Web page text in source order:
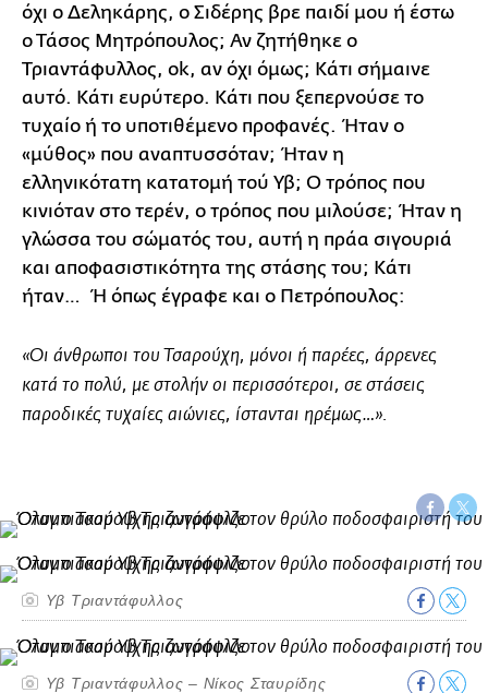
όχι ο Δεληκάρης, ο Σιδέρης βρε παιδί μου ή έστω
ο Τάσος Μητρόπουλος; Αν ζητήθηκε ο
Τριαντάφυλλος, ok, αν όχι όμως; Κάτι σήμαινε
αυτό. Κάτι ευρύτερο. Κάτι που ξεπερνούσε το
τυχαίο ή το υποτιθέμενο προφανές. Ήταν ο
«μύθος» που αναπτυσσόταν; Ήταν η
ελληνικότατη κατατομή τού Υβ; O τρόπος που
κινιόταν στο τερέν, ο τρόπος που μιλούσε; Ήταν η
γλώσσα του σώματός του, αυτή η πράα σιγουριά
και αποφασιστικότητα της στάσης του; Κάτι
ήταν… Ή όπως έγραφε και ο Πετρόπουλος:
«Οι άνθρωποι του Τσαρούχη, μόνοι ή παρέες, άρρενες
κατά το πολύ, με στολήν οι περισσότεροι, σε στάσεις
παροδικές τυχαίες αιώνιες, ίστανται ηρέμως…».
Υβ Τριαντάφυλλος
Υβ Τριαντάφυλλος – Νίκος Σταυρίδης